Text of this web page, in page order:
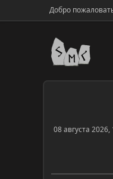
Добро
08 августа 2026,